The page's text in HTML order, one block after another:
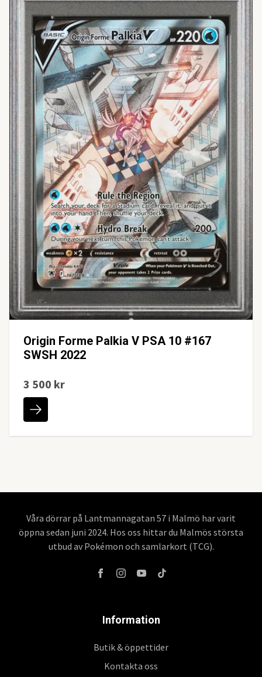
Origin Forme Palkia V PSA 10 #167
SWSH 2022
3 500 kr
Våra dörrar på Lantmannagatan 57 i Malmö har varit
öppna sedan juni 2024. Hos oss hittar du Malmös största
utbud av Pokémon och samlarkort (TCG).
Information
Butik & öppettider
Kontakta oss